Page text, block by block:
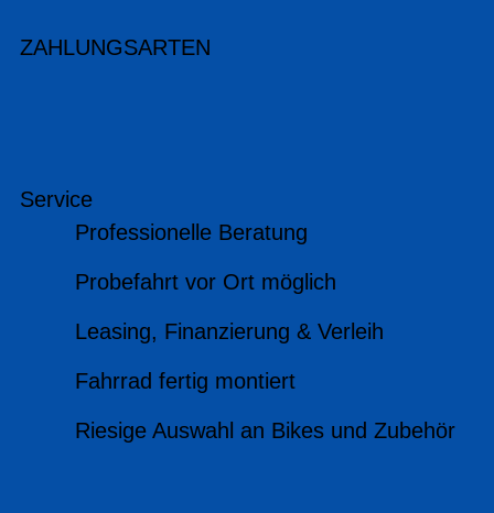
ZAHLUNGSARTEN
Service
Professionelle Beratung
Probefahrt vor Ort möglich
Leasing, Finanzierung & Verleih
Fahrrad fertig montiert
Riesige Auswahl an Bikes und Zubehör